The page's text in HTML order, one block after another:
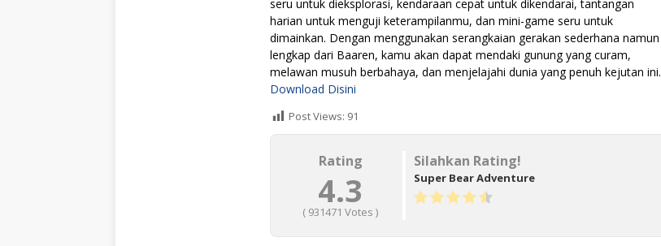
seru untuk dieksplorasi, kendaraan cepat untuk dikendarai, tantangan
harian untuk menguji keterampilanmu, dan mini-game seru untuk
dimainkan. Dengan menggunakan serangkaian gerakan sederhana namun
lengkap dari Baaren, kamu akan dapat mendaki gunung yang curam,
melawan musuh berbahaya, dan menjelajahi dunia yang penuh kejutan ini.
Download Disini
Post Views: 91
Rating
4.3
( 931471 Votes )
Silahkan Rating!
Super Bear Adventure